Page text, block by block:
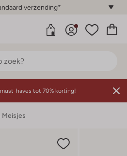
verzending*
haves tot 70% korting!
Meisjes